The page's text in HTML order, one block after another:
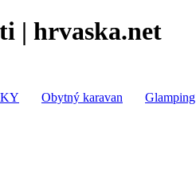
| hrvaska.net
Obytný karavan Glamping